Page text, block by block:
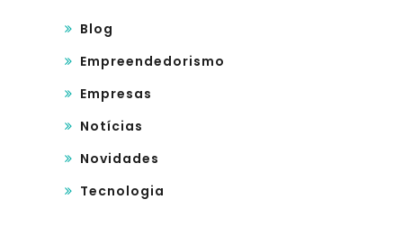
Blog
Empreendedorismo
Empresas
Notícias
Novidades
Tecnologia